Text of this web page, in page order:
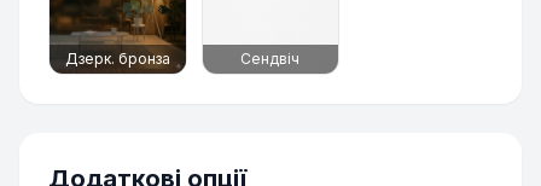
Дзерк. бронза Сендвіч
Додаткові опції